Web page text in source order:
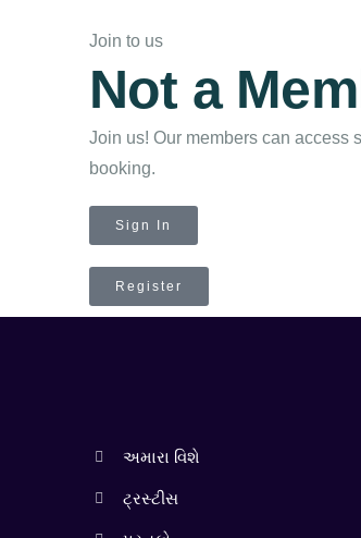
Join to us
Not a
Join us! Our members can access
booking.
Sign In
Register
અમારા વિશે
ટ્રસ્ટીસ